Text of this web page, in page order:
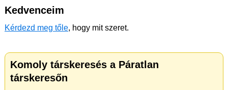
Kedvenceim
Kérdezd meg tőle, hogy mit szeret.
Komoly társkeresés a Páratlan
társkeresőn